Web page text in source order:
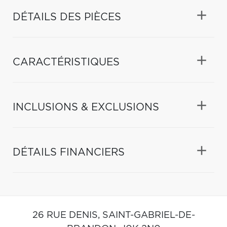
DÉTAILS DES PIÈCES
CARACTÉRISTIQUES
INCLUSIONS & EXCLUSIONS
DÉTAILS FINANCIERS
26 RUE DENIS, SAINT-GABRIEL-DE-